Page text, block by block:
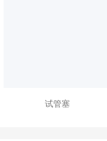
试管塞